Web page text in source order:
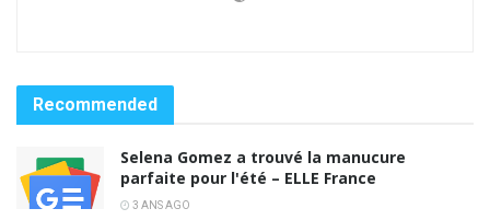
Recommended
Selena Gomez a trouvé la manucure
parfaite pour l'été – ELLE France
3 ANS AGO